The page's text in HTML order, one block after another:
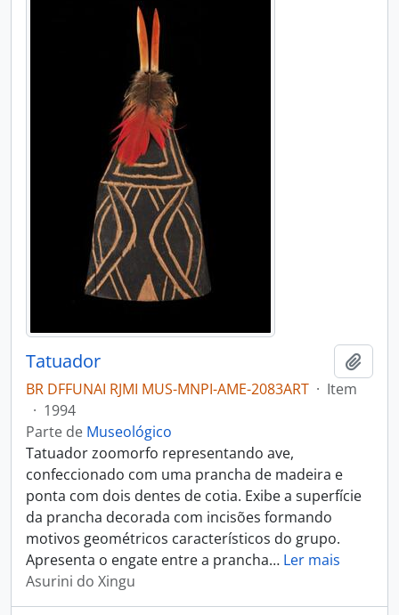
Tatuador
BR DFFUNAI RJMI MUS-MNPI-AME-2083ART · Item
· 1994
Parte de Museológico
Tatuador zoomorfo representando ave,
confeccionado com uma prancha de madeira e
ponta com dois dentes de cotia. Exibe a superfície
da prancha decorada com incisões formando
motivos geométricos característicos do grupo.
Apresenta o engate entre a prancha… Ler mais
Asurini do Xingu